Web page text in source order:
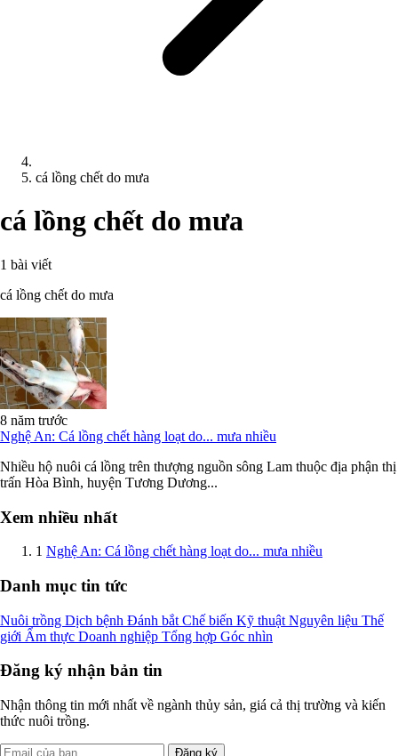
cá lồng chết do mưa
cá lồng chết do mưa
1 bài viết
cá lồng chết do mưa
8 năm trước
Nghệ An: Cá lồng chết hàng loạt do... mưa nhiều
Nhiều hộ nuôi cá lồng trên thượng nguồn sông Lam thuộc địa phận thị
trấn Hòa Bình, huyện Tương Dương...
Xem nhiều nhất
1 Nghệ An: Cá lồng chết hàng loạt do... mưa nhiều
Danh mục tin tức
Nuôi trồng Dịch bệnh Đánh bắt Chế biến Kỹ thuật Nguyên liệu Thế
giới Ẩm thực Doanh nghiệp Tổng hợp Góc nhìn
Đăng ký nhận bản tin
Nhận thông tin mới nhất về ngành thủy sản, giá cả thị trường và kiến
thức nuôi trồng.
Đăng ký